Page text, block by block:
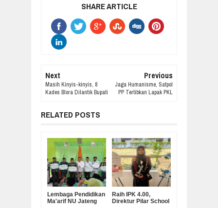
SHARE ARTICLE
Next
Masih Kinyis-kinyis, 8
Kades Blora Dilantik Bupati
Previous
Jaga Humanisme, Satpol
PP Tertibkan Lapak PKL
RELATED POSTS
Lembaga Pendidikan
Ma'arif NU Jateng
Raih IPK 4.00,
Direktur Pilar School